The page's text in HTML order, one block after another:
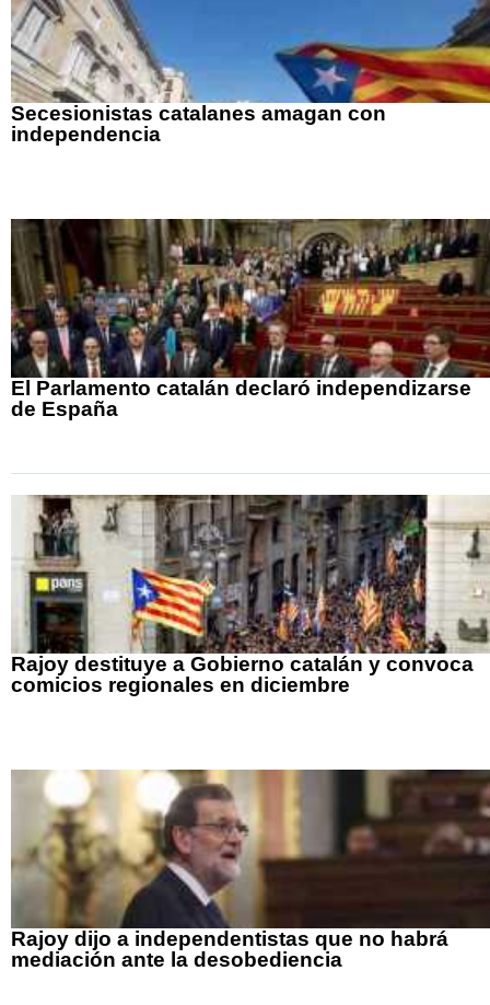
Secesionistas catalanes amagan con
independencia
El Parlamento catalán declaró independizarse
de España
Rajoy destituye a Gobierno catalán y convoca
comicios regionales en diciembre
Rajoy dijo a independentistas que no habrá
mediación ante la desobediencia